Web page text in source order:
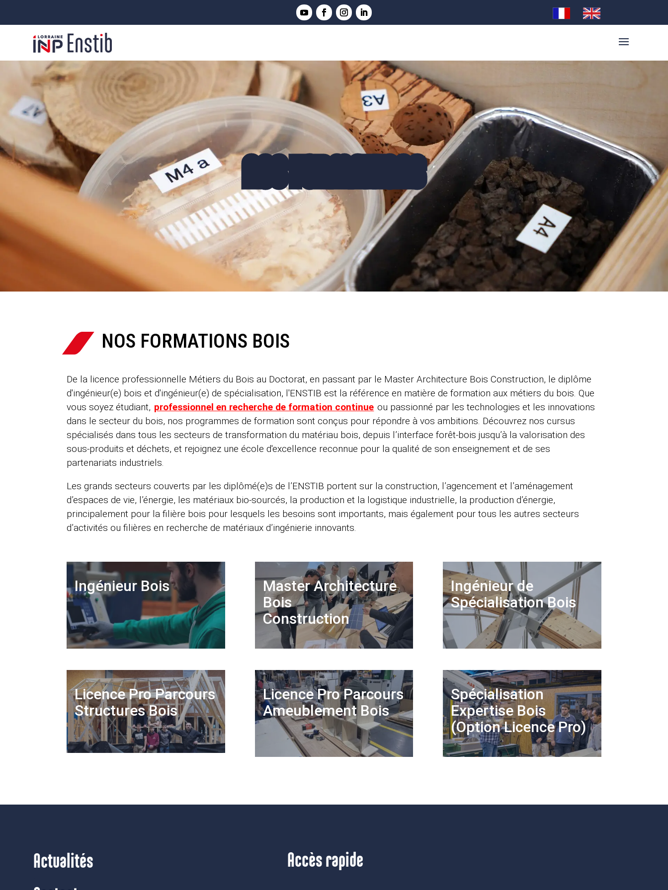
NOS FORMATIONS
 NOS FORMATIONS BOIS
De la licence professionnelle Métiers du Bois au Doctorat, en passant par le Master Architecture Bois Construction, le diplôme
d'ingénieur(e) bois et d'ingénieur(e) de spécialisation, l'ENSTIB est la référence en matière de formation aux métiers du bois. Que
vous soyez étudiant, professionnel en recherche de formation continue ou passionné par les technologies et les innovations
dans le secteur du bois, nos programmes de formation sont conçus pour répondre à vos ambitions. Découvrez nos cursus
spécialisés dans tous les secteurs de transformation du matériau bois, depuis l’interface forêt-bois jusqu’à la valorisation des
sous-produits et déchets, et rejoignez une école d'excellence reconnue pour la qualité de son enseignement et de ses
partenariats industriels.
Les grands secteurs couverts par les diplômé(e)s de l’ENSTIB portent sur la construction, l’agencement et l’aménagement
d’espaces de vie, l’énergie, les matériaux bio-sourcés, la production et la logistique industrielle, la production d’énergie,
principalement pour la filière bois pour lesquels les besoins sont importants, mais également pour tous les autres secteurs
d’activités ou filières en recherche de matériaux d’ingénierie innovants.
Ingénieur Bois
Master Architecture
Bois
Construction
Ingénieur de
Spécialisation Bois
Licence Pro Parcours
Structures Bois
Licence Pro Parcours
Ameublement Bois
Spécialisation
Expertise Bois
(Option Licence Pro)
Actualités
Accès rapide